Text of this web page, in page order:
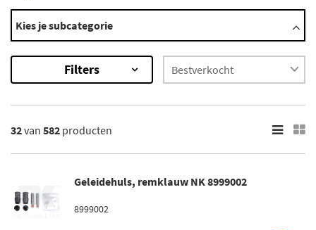
Modellen
100
200
2000-3500
25
400
×
Resultaten
×
Kies je subcategorie
Filters
32van 582 producten
Geleidehuls, remklauw NK 8999002
8999002